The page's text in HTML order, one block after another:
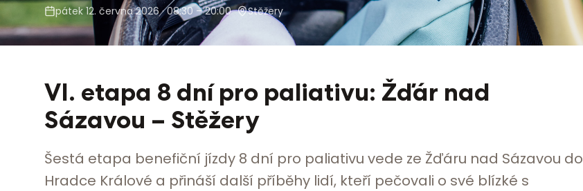
pátek 12. června 2026· 08:30 – 20:00 Stěžery
VI. etapa 8 dní pro paliativu: Žďár nad
Sázavou – Stěžery
Šestá etapa benefiční jízdy 8 dní pro paliativu vede ze Žďáru nad Sázavou do
Hradce Králové a přináší další příběhy lidí, kteří pečovali o své blízké s